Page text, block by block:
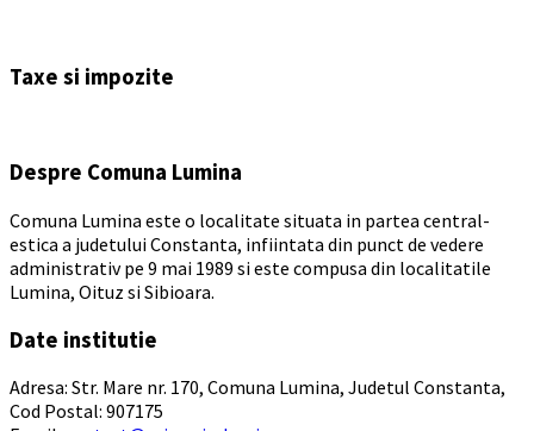
calendar
Taxe si impozite
Despre Comuna Lumina
Comuna Lumina este o localitate situata in partea central-
estica a judetului Constanta, infiintata din punct de vedere
administrativ pe 9 mai 1989 si este compusa din localitatile
Lumina, Oituz si Sibioara.
Date institutie
Adresa: Str. Mare nr. 170, Comuna Lumina, Judetul Constanta,
Cod Postal: 907175